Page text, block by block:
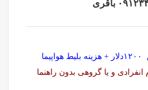
و یا گروهی بدون راهنما